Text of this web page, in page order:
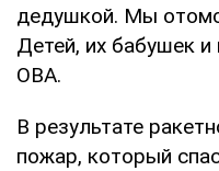
дедушкой. Мы
Детей, их бабушек и
ОВА.
В результате
пожар, который